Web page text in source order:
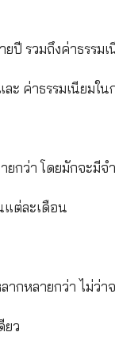
งเครดิตได้ง่า
บเอกสาร และ
ค้า